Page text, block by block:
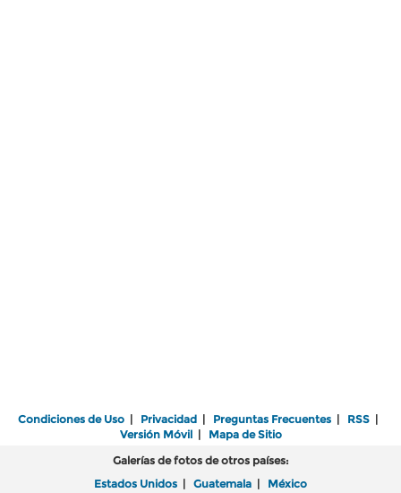
Condiciones de Uso | Privacidad | Preguntas Frecuentes | RSS |
Versión Móvil| Mapa de Sitio
Galerías de fotos de otros países:
Estados Unidos | Guatemala | México